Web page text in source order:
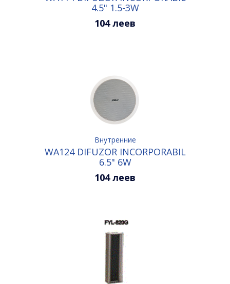
4.5" 1.5-3W
104 леев
Внутренние
WA124 DIFUZOR INCORPORABIL
6.5" 6W
104 леев